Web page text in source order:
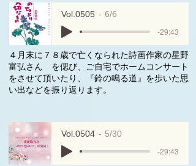
Vol.0505 6/6
-29:43
４月末に７８歳で亡くなられた詩画作家の星野
富弘さん を偲び、ご自宅でホームコンサート
をさせて頂いたり、『鈴の鳴る道』を歩いた思
い出などを振り返ります。
Vol.0504 5/30
-29:43